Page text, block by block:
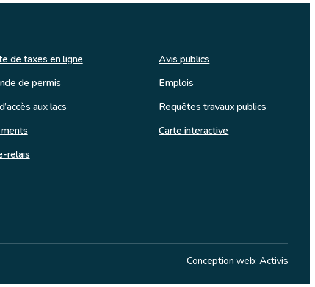
de taxes en ligne
Avis publics
de permis
Emplois
aux lacs
Requêtes travaux publics
Carte interactive
relais
Conception web: Activis